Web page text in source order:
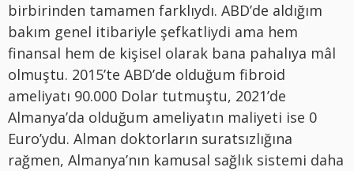
birbirinden tamamen farklıydı. ABD’de aldığım
bakım genel itibariyle şefkatliydi ama hem
finansal hem de kişisel olarak bana pahalıya mâl
olmuştu. 2015’te ABD’de olduğum fibroid
ameliyatı 90.000 Dolar tutmuştu, 2021’de
Almanya’da olduğum ameliyatın maliyeti ise 0
Euro’ydu. Alman doktorların suratsızlığına
rağmen, Almanya’nın kamusal sağlık sistemi daha